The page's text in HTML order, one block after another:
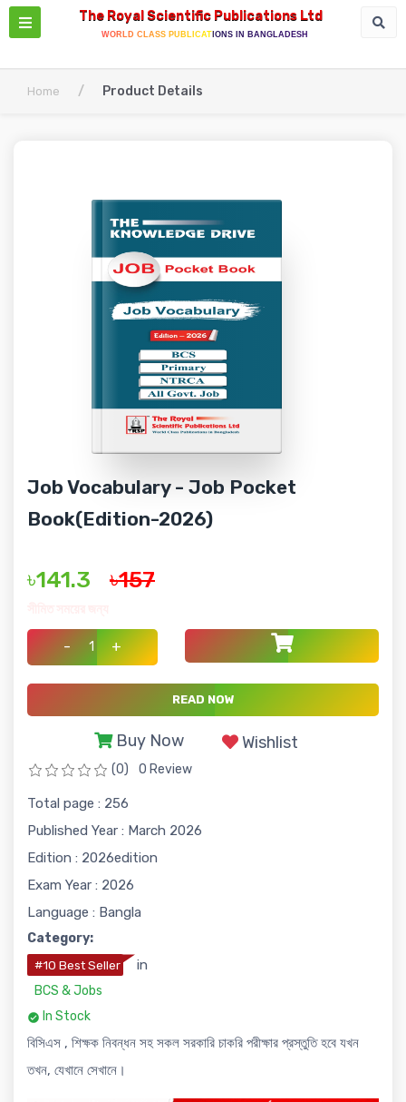
The Royal Scientific Publications Ltd
WORLD CLASS PUBLICATIONS IN BANGLADESH
Home / Product Details
Job Vocabulary - Job Pocket
Book(Edition-2026)
৳141.3 ৳157
- +
READ NOW
Buy Now Wishlist
(0) 0 Review
Total page : 256
Published Year : March 2026
Edition : 2026edition
Exam Year : 2026
Language : Bangla
Category:
#10 Best Seller in
BCS & Jobs
In Stock
বিসিএস , শিক্ষক নিবন্ধন সহ সকল সরকারি চাকরি পরীক্ষার প্রস্তুতি হবে যখন
তখন, যেখানে সেখানে।